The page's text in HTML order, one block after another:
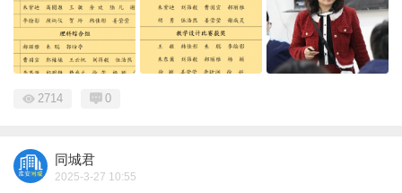
2714 0
同城君
2025-3-27 10:55